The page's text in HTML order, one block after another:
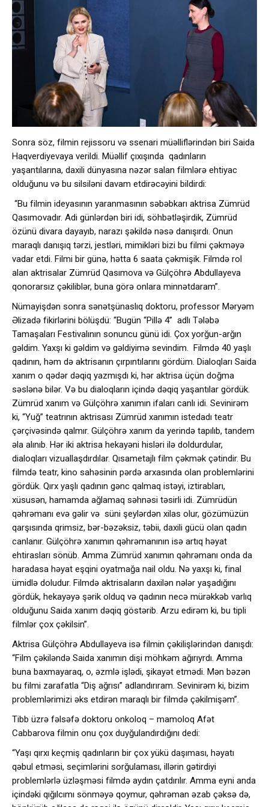
Sonra söz, filmin rejissoru və ssenari müəlliflərindən biri Saida
Haqverdiyevaya verildi. Müəllif çıxışında qadınların
yaşantılarına, daxili dünyasına nəzər salan filmlərə ehtiyac
olduğunu və bu silsiləni davam etdirəcəyini bildirdi:
“Bu filmin ideyasının yaranmasının səbəbkarı aktrisa Zümrüd
Qasımovadır. Adi günlərdən biri idi, söhbətləşirdik, Zümrüd
özünü divara dayayıb, narazı şəkildə nəsə danışırdı. Onun
maraqlı danışıq tərzi, jestləri, mimikləri bizi bu filmi çəkməyə
vadar etdi. Filmi bir günə, hətta 6 saata çəkmişik. Filmdə rol
alan aktrisalar Zümrüd Qasımova və Gülçöhrə Abdullayeva
qonorarsız çəkiliblər, buna görə onlara minnətdaram”.
Nümayişdən sonra sənətşünaslıq doktoru, professor Məryəm
Əlizadə fikirlərini bölüşdü: “Bugün “Pillə 4” adlı Tələbə
Tamaşaları Festivalının sonuncu günü idi. Çox yorğun-arğın
gəldim. Yaxşı ki gəldim və gəldiyimə sevindim. Filmdə 40 yaşlı
qadının, həm də aktrisanın çırpıntılarını gördüm. Dialoqları Saida
xanım o qədər dəqiq yazmışdı ki, hər aktrisa üçün doğma
səslənə bilər. Və bu dialoqların içində dəqiq yaşantılar gördük.
Zümrüd xanım və Gülçöhrə xanımın ifaları canlı idi. Sevinirəm
ki, “Yuğ” teatrının aktrisası Zümrüd xanımın istedadı teatr
çərçivəsində qalmır. Gülçöhrə xanım da yerində tapılıb, tandem
əla alınıb. Hər iki aktrisa hekayəni hisləri ilə doldurdular,
dialoqları vizuallaşdırdılar. Qısametajlı film çəkmək çətindir. Bu
filmdə teatr, kino sahəsinin pərdə arxasında olan problemlərini
gördük. Qırx yaşlı qadının gənc qalmaq istəyi, iztirabları,
xüsusən, hamamda ağlamaq səhnəsi təsirli idi. Zümrüdün
qəhrəmanı evə gəlir və süni şeylərdən xilas olur, gözümüzün
qarşısında qrimsiz, bər-bəzəksiz, təbii, daxili gücü olan qadın
canlanır. Gülçöhrə xanımın qəhrəmanının isə artıq həyat
ehtirasları sönüb. Amma Zümrüd xanımın qəhrəmanı onda da
haradasa həyat eşqini oyatmağa nail oldu. Nə yaxşı ki, final
ümidlə doludur. Filmdə aktrisaların daxilən nələr yaşadığını
gördük, hekayəyə şərik olduq və qadının necə mürəkkəb varlıq
olduğunu Saida xanım dəqiq göstərib. Arzu edirəm ki, bu tipli
filmlər çox çəkilsin”.
Aktrisa Gülçöhrə Abdullayeva isə filmin çəkilişlərindən danışdı:
“Film çəkiləndə Saida xanımın dişi möhkəm ağırıyrdı. Amma
buna baxmayaraq, o, əzmlə işlədi, şikayət etmədi. Mən bəzən
bu filmi zarafatla “Diş ağrısı” adlandırıram. Sevinirəm ki, bizim
problemlərimizi əks etdirən maraqlı bir filmdə çəkilmişəm”.
Tibb üzrə fəlsəfə doktoru onkoloq – mamoloq Afət
Cabbarova filmin onu çox duyğulandırdığını dedi:
“Yaşı qırxı keçmiş qadınların bir çox yükü daşıması, həyatı
qəbul etməsi, seçimlərini sorğulaması, illərin gətirdiyi
problemlərlə üzləşməsi filmdə aydın çatdırılır. Amma eyni anda
içindəki qığılcımı sönməyə qoymur, qəhrəman əzab çəksə də,